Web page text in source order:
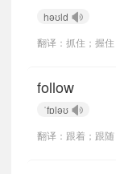
həʊld
翻译：抓住；握住
follow
ˈfɒləʊ
翻译：跟着；跟